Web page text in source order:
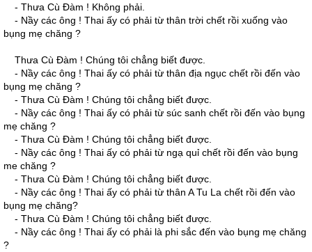
- Thưa Cù Ðàm ! Không phải.
- Nầy các ông ! Thai ấy có phải từ thân trời chết rồi xuống vào
bụng mẹ chăng ?
Thưa Cù Ðàm ! Chúng tôi chẳng biết được.
- Nầy các ông ! Thai ấy có phải từ thân địa ngục chết rồi đến vào
bụng mẹ chăng ?
- Thưa Cù Ðàm ! Chúng tôi chẳng biết được.
- Nầy các ông ! Thai ấy có phải từ súc sanh chết rồi đến vào bụng
mẹ chăng ?
- Thưa Cù Ðàm ! Chúng tôi chẳng biết được.
- Nầy các ông ! Thai ấy có phải từ ngạ quỉ chết rồi đến vào bụng
me chăng ?
- Thưa Cù Ðàm ! Chúng tôi chẳng biết được.
- Nầy các ông ! Thai ấy có phải từ thân A Tu La chết rồi đến vào
bụng mẹ chăng?
- Thưa Cù Ðàm ! Chúng tôi chẳng biết được.
- Nầy các ông ! Thai ấy có phải là phi sắc đến vào bụng mẹ chăng
?